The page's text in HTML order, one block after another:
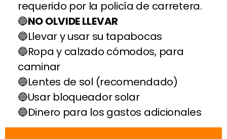
requerido por la policía de carretera.
NO OLVIDE LLEVAR
Llevar y usar su tapabocas
Ropa y calzado cómodos, para
caminar
Lentes de sol (recomendado)
Usar bloqueador solar
Dinero para los gastos adicionales